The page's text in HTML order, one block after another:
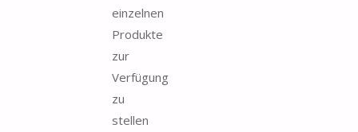
einzelnen
Produkte
zur
Verfügung
zu
stellen